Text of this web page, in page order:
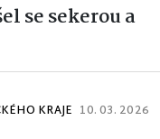
se sekerou a
KRAJE 10. 03. 2026